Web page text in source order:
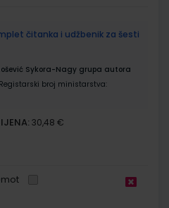
čitanka i udžbenik za šesti
Sykora-Nagy grupa autora
Registarski broj ministarstva:
30,48 €